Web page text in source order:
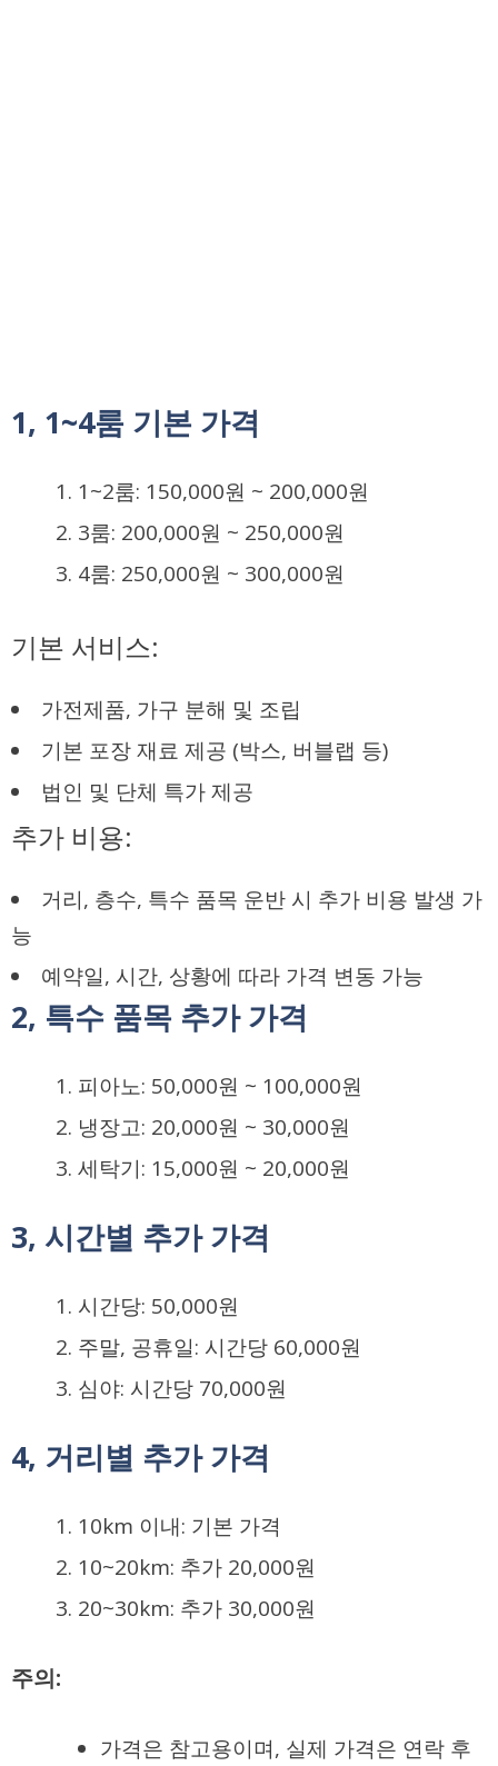
1, 1~4룸 기본 가격
1~2룸: 150,000원 ~ 200,000원
3룸: 200,000원 ~ 250,000원
4룸: 250,000원 ~ 300,000원
기본 서비스:
가전제품, 가구 분해 및 조립
기본 포장 재료 제공 (박스, 버블랩 등)
법인 및 단체 특가 제공
추가 비용:
거리, 층수, 특수 품목 운반 시 추가 비용 발생 가
능
예약일, 시간, 상황에 따라 가격 변동 가능
2, 특수 품목 추가 가격
피아노: 50,000원 ~ 100,000원
냉장고: 20,000원 ~ 30,000원
세탁기: 15,000원 ~ 20,000원
3, 시간별 추가 가격
시간당: 50,000원
주말, 공휴일: 시간당 60,000원
심야: 시간당 70,000원
4, 거리별 추가 가격
10km 이내: 기본 가격
10~20km: 추가 20,000원
20~30km: 추가 30,000원
주의:
가격은 참고용이며, 실제 가격은 연락 후